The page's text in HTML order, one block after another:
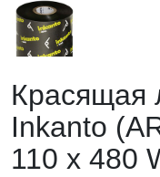
Красящая
Inkanto
110 х 480